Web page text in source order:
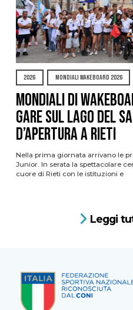
2026 MONDIALI WAKEBOARD 2026
Mondiali di
gare sul Lago del
d’apertura a Rieti
Nella prima giornata arrivano le
Junior. In serata la spettacolare
cuore di Rieti con le istituzioni e
Leggi